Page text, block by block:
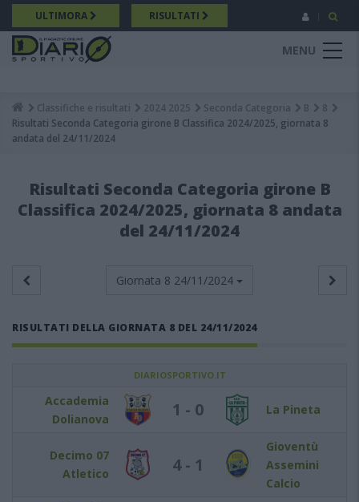
Salta
al
contenuto
principale
ULTIMORA RISULTATI
MENU
Breadcrumb
Classifiche e risultati 2024 2025 Seconda Categoria B
8
Risultati Seconda Categoria girone B Classifica 2024/2025, giornata 8
andata del 24/11/2024
Risultati Seconda Categoria girone B
Classifica 2024/2025, giornata 8 andata
del 24/11/2024
Giornata 8 24/11/2024
RISULTATI DELLA GIORNATA 8 DEL 24/11/2024
DIARIOSPORTIVO.IT
Accademia
Dolianova
1 - 0 La Pineta
Decimo 07
Atletico
4 - 1
Gioventù
Assemini
Calcio